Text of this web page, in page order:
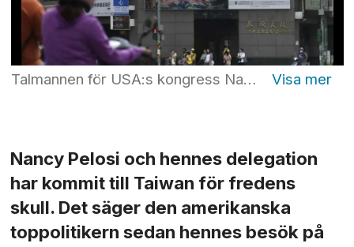
Talmannen för USA:s kongress Nancy Pelosi landade på Taiwan på tisdagskvällen för ett uppmärksammat och kontroversiellt statsbesök, vilket väckt Kinas irritation. Foto: Chiang Ying-ying/AP/TT
Nancy Pelosi och hennes delegation
har kommit till Taiwan för fredens
skull. Det säger den amerikanska
toppolitikern sedan hennes besök på